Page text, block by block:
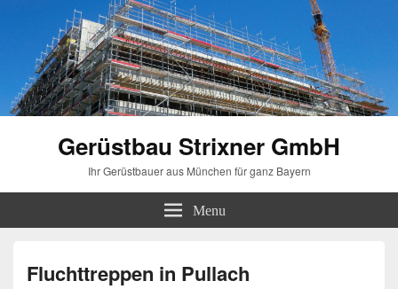
Gerüstbau Strixner GmbH
Ihr Gerüstbauer aus München für ganz Bayern
Menu
Fluchttreppen in Pullach